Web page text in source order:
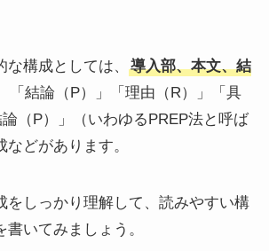
構成としては、
導入部、本文、結
「結論（P）」「理由（R）」「具
（P）」（いわゆるPREP法と呼ば
どがあります。
をしっかり理解して、読みやすい構
いてみましょう。